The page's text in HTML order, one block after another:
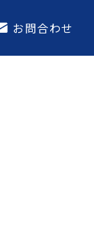
お問合わせ